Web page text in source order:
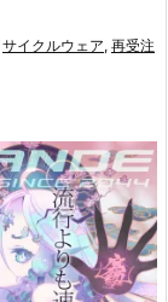
サイクルウェア, 再受注